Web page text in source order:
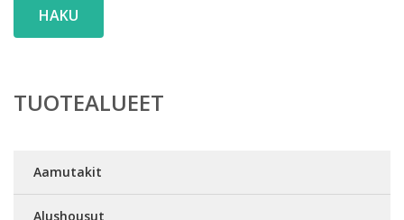
HAKU
TUOTEALUEET
Aamutakit
Alushousut